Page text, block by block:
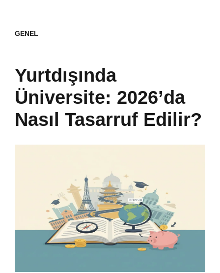
GENEL
Yurtdışında
Üniversite: 2026’da
Nasıl Tasarruf Edilir?